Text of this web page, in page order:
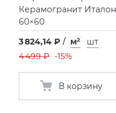
Керамогранит Италон
60×60
3 824,14 ₽ / м²
шт
4 499 ₽ -15%
В корзину